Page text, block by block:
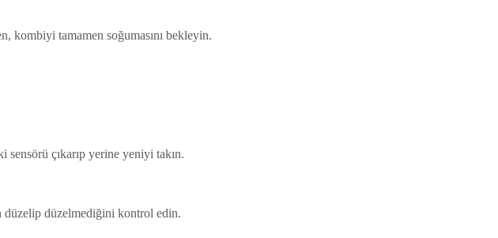
kombiyi tamamen soğumasını bekleyin.
çıkarıp yerine yeniyi takın.
düzelip düzelmediğini kontrol edin.